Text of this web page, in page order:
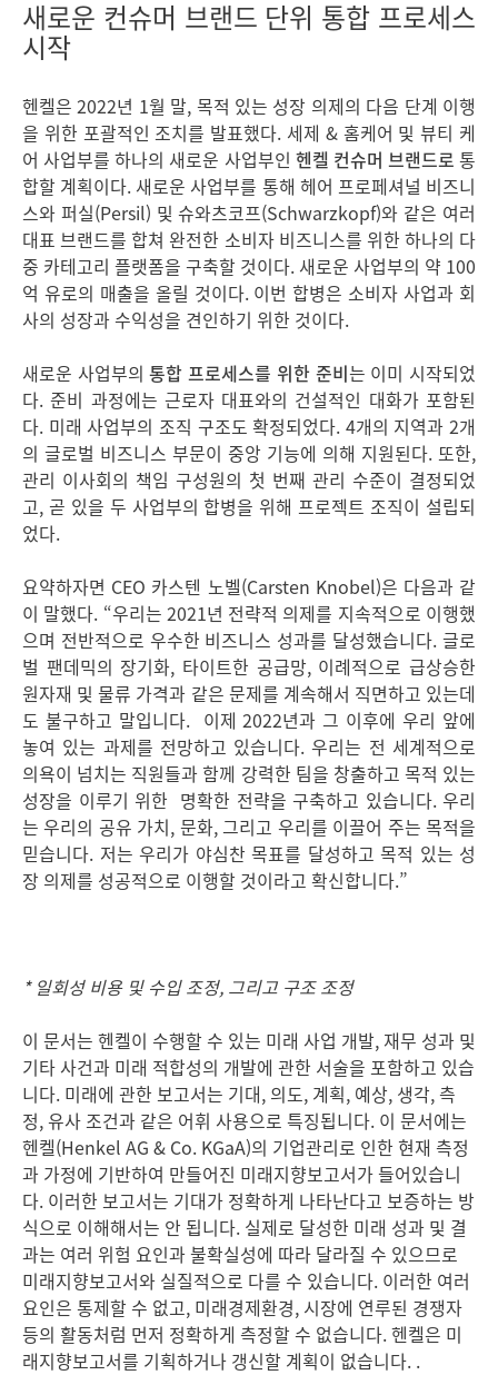
새로운 컨슈머 브랜드 단위 통합 프로세스
시작
헨켈은 2022년 1월 말, 목적 있는 성장 의제의 다음 단계 이행
을 위한 포괄적인 조치를 발표했다. 세제 & 홈케어 및 뷰티 케
어 사업부를 하나의 새로운 사업부인 헨켈 컨슈머 브랜드로 통
합할 계획이다. 새로운 사업부를 통해 헤어 프로페셔널 비즈니
스와 퍼실(Persil) 및 슈와츠코프(Schwarzkopf)와 같은 여러
대표 브랜드를 합쳐 완전한 소비자 비즈니스를 위한 하나의 다
중 카테고리 플랫폼을 구축할 것이다. 새로운 사업부의 약 100
억 유로의 매출을 올릴 것이다. 이번 합병은 소비자 사업과 회
사의 성장과 수익성을 견인하기 위한 것이다.
새로운 사업부의통합 프로세스를 위한 준비는 이미 시작되었
다. 준비 과정에는 근로자 대표와의 건설적인 대화가 포함된
다. 미래 사업부의 조직 구조도 확정되었다. 4개의 지역과 2개
의 글로벌 비즈니스 부문이 중앙 기능에 의해 지원된다. 또한,
관리 이사회의 책임 구성원의 첫 번째 관리 수준이 결정되었
고, 곧 있을 두 사업부의 합병을 위해 프로젝트 조직이 설립되
었다.
요약하자면 CEO 카스텐 노벨(Carsten Knobel)은 다음과 같
이 말했다. “우리는 2021년 전략적 의제를 지속적으로 이행했
으며 전반적으로 우수한 비즈니스 성과를 달성했습니다. 글로
벌 팬데믹의 장기화, 타이트한 공급망, 이례적으로 급상승한
원자재 및 물류 가격과 같은 문제를 계속해서 직면하고 있는데
도 불구하고 말입니다. 이제 2022년과 그 이후에 우리 앞에
놓여 있는 과제를 전망하고 있습니다. 우리는 전 세계적으로
의욕이 넘치는 직원들과 함께 강력한 팀을 창출하고 목적 있는
성장을 이루기 위한 명확한 전략을 구축하고 있습니다. 우리
는 우리의 공유 가치, 문화, 그리고 우리를 이끌어 주는 목적을
믿습니다. 저는 우리가 야심찬 목표를 달성하고 목적 있는 성
장 의제를 성공적으로 이행할 것이라고 확신합니다.”
* 일회성 비용 및 수입 조정, 그리고 구조 조정
이 문서는 헨켈이 수행할 수 있는 미래 사업 개발, 재무 성과 및
기타 사건과 미래 적합성의 개발에 관한 서술을 포함하고 있습
니다. 미래에 관한 보고서는 기대, 의도, 계획, 예상, 생각, 측
정, 유사 조건과 같은 어휘 사용으로 특징됩니다. 이 문서에는
헨켈(Henkel AG & Co. KGaA)의 기업관리로 인한 현재 측정
과 가정에 기반하여 만들어진 미래지향보고서가 들어있습니
다. 이러한 보고서는 기대가 정확하게 나타난다고 보증하는 방
식으로 이해해서는 안 됩니다. 실제로 달성한 미래 성과 및 결
과는 여러 위험 요인과 불확실성에 따라 달라질 수 있으므로
미래지향보고서와 실질적으로 다를 수 있습니다. 이러한 여러
요인은 통제할 수 없고, 미래경제환경, 시장에 연루된 경쟁자
등의 활동처럼 먼저 정확하게 측정할 수 없습니다. 헨켈은 미
래지향보고서를 기획하거나 갱신할 계획이 없습니다. .